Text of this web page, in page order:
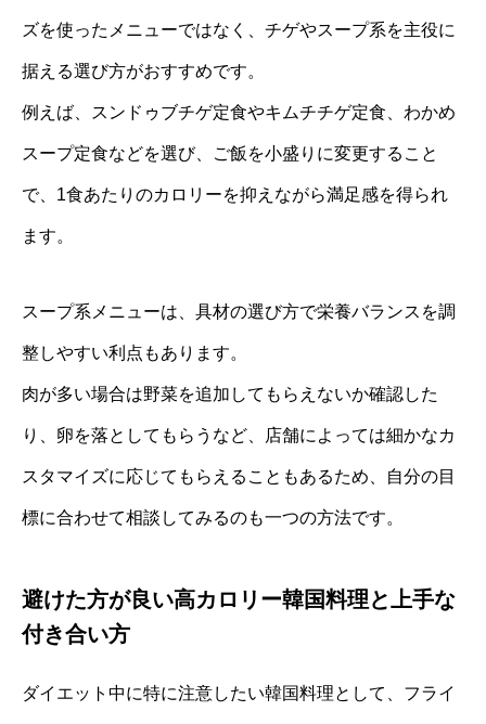
ズを使ったメニューではなく、チゲやスープ系を主役に
据える選び方がおすすめです。
例えば、スンドゥブチゲ定食やキムチチゲ定食、わかめ
スープ定食などを選び、ご飯を小盛りに変更すること
で、1食あたりのカロリーを抑えながら満足感を得られ
ます。
スープ系メニューは、具材の選び方で栄養バランスを調
整しやすい利点もあります。
肉が多い場合は野菜を追加してもらえないか確認した
り、卵を落としてもらうなど、店舗によっては細かなカ
スタマイズに応じてもらえることもあるため、自分の目
標に合わせて相談してみるのも一つの方法です。
避けた方が良い高カロリー韓国料理と上手な
付き合い方
ダイエット中に特に注意したい韓国料理として、フライ